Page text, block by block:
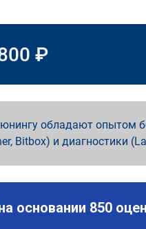
₽
обладают опытом
Bitbox) и диагностики
основании 850